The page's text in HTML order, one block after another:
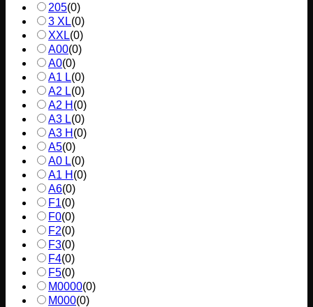
205(0)
3 XL(0)
XXL(0)
A00(0)
A0(0)
A1 L(0)
A2 L(0)
A2 H (0)
A3 L(0)
A3 H (0)
A5(0)
A0 L(0)
A1 H (0)
A6(0)
F1(0)
F0(0)
F2(0)
F3(0)
F4(0)
F5(0)
M0000(0)
M000(0)